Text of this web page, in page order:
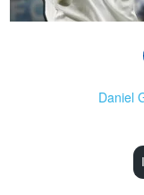
Daniel